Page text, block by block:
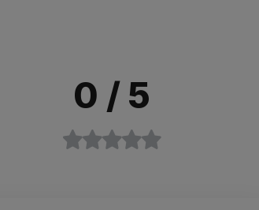
0 / 5